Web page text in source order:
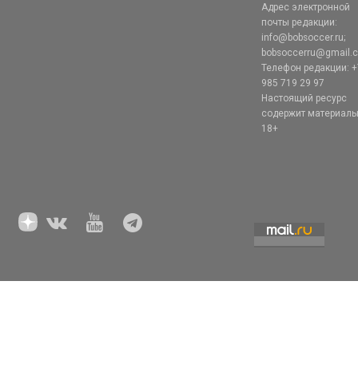
Адрес электронной
почты редакции:
info@bobsoccer.ru;
Телефон редакции:
985 719 29 97
Настоящий ресурс
содержит
18+